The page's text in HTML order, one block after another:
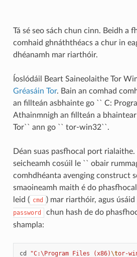
Tá sé seo sách chun cinn. Beidh a
comhaid ghnáththéacs a chur in
dhéanamh mar riarthóir.
Íoslódáil Beart Saineolaithe Tor
Gréasáin Tor. Bain an comhad
an fillteán asbhainte go `` C:
Athainmnigh an fillteán a
Tor`` ann go `` tor-win32``.
Déan suas pasfhocal port
seicheamh cosúil le `` obair
comhdhéanta avenging construct
smaoineamh maith é do
leid ( cmd ) mar riarthóir, agus úsáid
password
chun hash de do
shampla:
cd "C:\Program Files (x86)\tor-